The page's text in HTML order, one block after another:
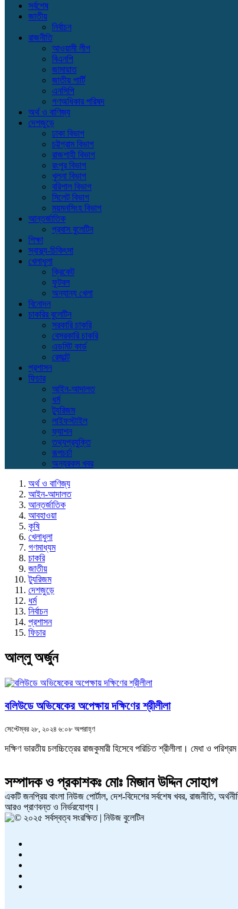
সর্বশেষ
জাতীয়
নির্বাচন
রাজনীতি
আওয়ামী লীগ
বিএনপি
জামায়াত
জাতীয় পার্টি
এনসিপি
গণঅধিকার পরিষদ
অর্থ ও বাণিজ্য
দেশজুড়ে
ঢাকা বিভাগ
চট্টগ্রাম বিভাগ
রাজশাহী বিভাগ
রংপুর বিভাগ
খুলনা বিভাগ
বরিশাল বিভাগ
সিলেট বিভাগ
ময়মনসিংহ বিভাগ
আন্তর্জাতিক
প্রবাস বুলেটিন
শিক্ষা
স্বাস্থ্য-চিকিৎসা
খেলাধুলা
ক্রিকেট
ফুটবল
অন্যান্য খেলা
বিনোদন
চাকরির বুলেটিন
সরকারি চাকরি
বেসরকারি চাকরি
এডমিট কার্ড
রেজাল্ট
প্রশাসন
ফিচার
আইন-আদালত
ধর্ম
ট্যুরিজম
লাইফস্টাইল
ফ্যাশন
তথ্যপ্রযুক্তি
রূপচর্চা
অন্যরকম খবর
অর্থ ও বাণিজ্য
আইন-আদালত
আন্তর্জাতিক
আবহাওয়া
কৃষি
খেলাধুলা
গণমাধ্যম
চাকরি
জাতীয়
ট্যুরিজম
দেশজুড়ে
ধর্ম
নির্বাচন
প্রশাসন
ফিচার
আল্লু অর্জুন
বলিউডে অভিষেকের অপেক্ষায় দক্ষিণের শ্রীলীলা
সেপ্টেম্বর ২৮, ২০২৪ ৬:০৮ অপরাহ্ণ
দক্ষিণ ভারতীয় চলচ্চিত্রের রাজকুমারী হিসেবে পরিচিত শ্রীলীলা। মেধা ও
সম্পাদক ও প্রকাশকঃ মোঃ মিজান উদ্দিন সোহাগ
একটি জনপ্রিয় বাংলা নিউজ পোর্টাল, দেশ-বিদেশের সর্বশেষ খবর, রাজনীতি,
আরও প্রাণবন্ত ও নির্ভরযোগ্য।